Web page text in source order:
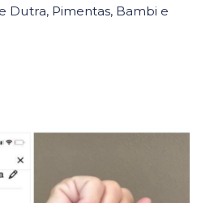
Dutra, Pimentas, Bambi e